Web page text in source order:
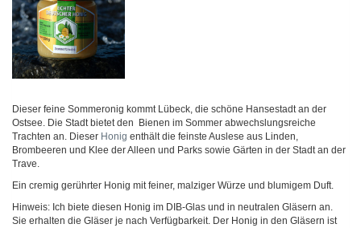
Dieser feine Sommeronig kommt Lübeck, die schöne Hansestadt an der
Ostsee. Die Stadt bietet den Bienen im Sommer abwechslungsreiche
Trachten an. Dieser Honig enthält die feinste Auslese aus Linden,
Brombeeren und Klee der Alleen und Parks sowie Gärten in der Stadt an der
Trave.
Ein cremig gerührter Honig mit feiner, malziger Würze und blumigem Duft.
Hinweis: Ich biete diesen Honig im DIB-Glas und in neutralen Gläsern an.
Sie erhalten die Gläser je nach Verfügbarkeit. Der Honig in den Gläsern ist